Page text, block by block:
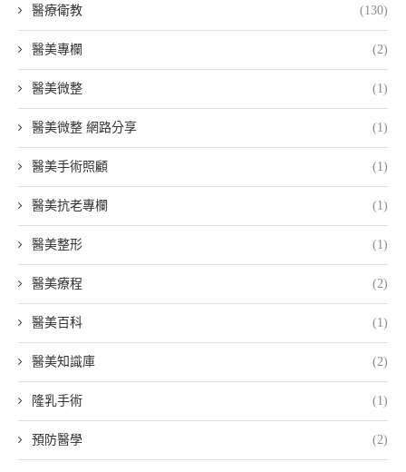
醫療衛教 (130)
醫美專欄 (2)
醫美微整 (1)
醫美微整 網路分享 (1)
醫美手術照顧 (1)
醫美抗老專欄 (1)
醫美整形 (1)
醫美療程 (2)
醫美百科 (1)
醫美知識庫 (2)
隆乳手術 (1)
預防醫學 (2)